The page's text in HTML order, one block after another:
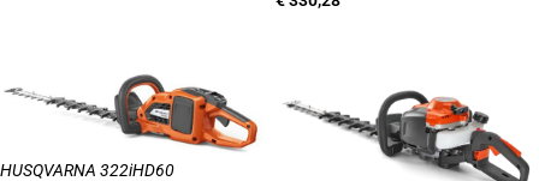
HUSQVARNA 322iHD60